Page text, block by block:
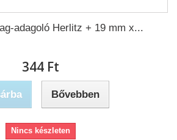
adagoló Herlitz + 19 mm x...
344 Ft‎
Bővebben
Nincs készleten